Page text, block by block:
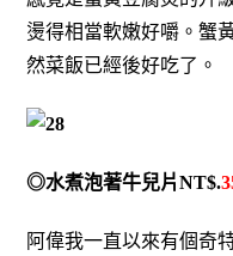
燙得相當軟嫩好嚼。蟹
然菜飯已經後好吃了。
◎水煮泡著牛兒片NT$.
阿偉我一直以來有個奇